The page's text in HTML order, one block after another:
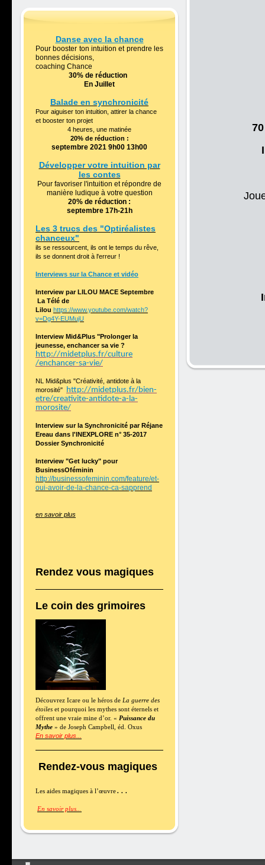
Danse avec la chance
Pour booster ton intuition et prendre les
bonnes décisions,
coaching Chance
30% de réduction
En Juillet
Balade en synchronicité
Pour aiguiser ton intuition, attirer la chance
et booster ton projet
4 heures, une matinée
20% de réduction :
septembre 2021 9h00 13h00
Développer votre intuition par
les contes
Pour favoriser l'intuition et répondre de
manière ludique à votre question
20% de réduction :
septembre 17h-21h
Les 3 trucs des "Optiréalistes
chanceux"
ils se ressourcent, ils ont le temps du rêve,
ils se donnent droit à l'erreur !
Interviews sur la Chance et vidéo
Interview par LILOU MACE Septembre
La Télé de
Lilou https://www.youtube.com/watch?
v=Dg4Y-EUMujU
Interview Mid&Plus "Prolonger la
jeunesse, enchancer sa vie ?
http://midetplus.fr/culture
/enchancer-sa-vie/
NL Mid&plus "Créativité, antidote à la
morosité" http://midetplus.fr/bien-
etre/creativite-antidote-a-la-
morosite/
Interview sur la Synchronicité par Réjane
Ereau dans l'INEXPLORE n° 35-2017
Dossier Synchronicité
Interview "Get lucky" pour
BusinessOféminin
http://businessofeminin.com/feature/et-
oui-avoir-de-la-chance-ca-sapprend
en savoir plus
Rendez vous magiques
Le coin des grimoires
Découvrez Icare ou le héros de La guerre des
étoiles et pourquoi les mythes sont éternels et
offrent une vraie mine d’or. « Puissance du
Mythe » de Joseph Campbell, éd. Oxus
En savoir plus...
Rendez-vous magiques
Les aides magiques à l’œuvre
En savoir plus..